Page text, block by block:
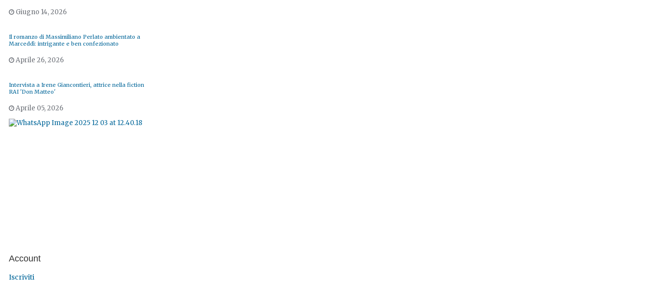
Giugno 14, 2026
Il romanzo di Massimiliano Perlato ambientato a
Marceddì: intrigante e ben confezionato
Aprile 26, 2026
Intervista a Irene Giancontieri, attrice nella fiction
RAI 'Don Matteo'
Aprile 05, 2026
Account
Iscriviti